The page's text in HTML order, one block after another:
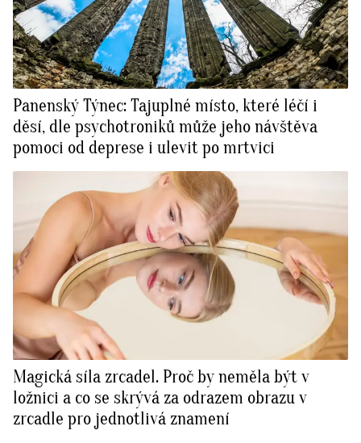
Panenský Týnec: Tajuplné místo, které léčí i
děsí, dle psychotroniků může jeho návštěva
pomoci od deprese i ulevit po mrtvici
Magická síla zrcadel. Proč by neměla být v
ložnici a co se skrývá za odrazem obrazu v
zrcadle pro jednotlivá znamení